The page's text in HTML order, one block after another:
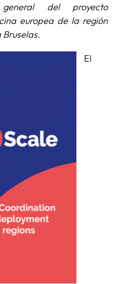
del proyecto
europea de la región
El